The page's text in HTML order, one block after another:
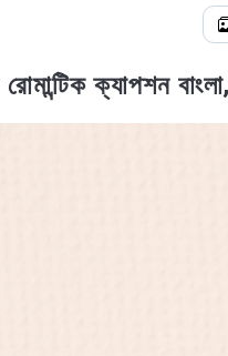
রোমান্টিক ক্যাপশন